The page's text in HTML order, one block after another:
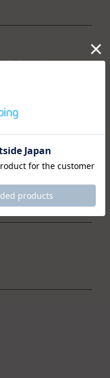
販売中の作品になりま
織部下北沢店頭で売り
す。
すので、ご注文確認